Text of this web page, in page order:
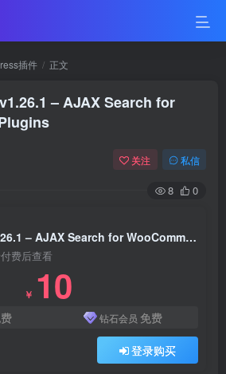
插件 正文
– AJAX Search for
关注 私信
8 0
FiboSearch Pro v1.26.1 – AJAX Search for WooCommerce Plugins
费后查看
￥ 10
钻石会员 免费
登录购买